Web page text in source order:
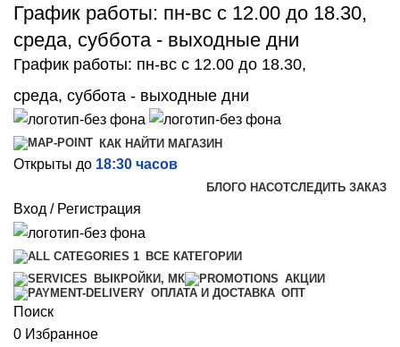
График работы: пн-вс с 12.00 до 18.30,
среда, суббота - выходные дни
График работы: пн-вс с 12.00 до 18.30,
среда, суббота - выходные дни
КАК НАЙТИ МАГАЗИН
Открыты до 18:30 часов
БЛОГО НАСОТСЛЕДИТЬ ЗАКАЗ
Вход / Регистрация
ВСЕ КАТЕГОРИИ
ВЫКРОЙКИ, МК
АКЦИИ
ОПЛАТА И ДОСТАВКА ОПТ
Поиск
0 Избранное